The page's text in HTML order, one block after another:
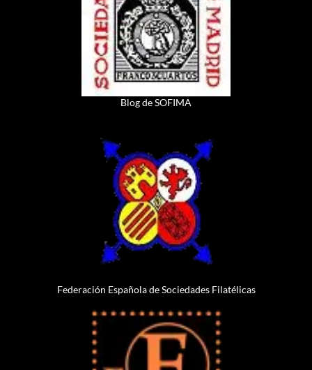
Blog de SOFIMA
Federación Española de Sociedades Filatélicas